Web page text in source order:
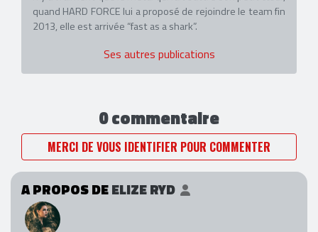
quand HARD FORCE lui a proposé de rejoindre le team fin
2013, elle est arrivée “fast as a shark”.
Ses autres publications
0 commentaire
MERCI DE VOUS IDENTIFIER POUR COMMENTER
A PROPOS DEELIZE RYD